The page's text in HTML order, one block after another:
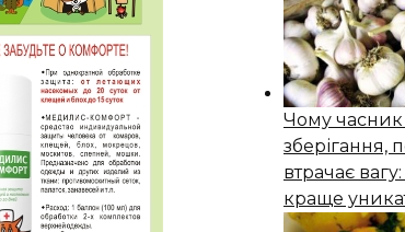
Чому часник
зберігання,
втрачає
краще